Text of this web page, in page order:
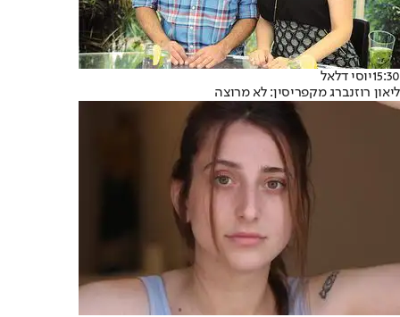
15:30יוסי דלאל
ליאון רוזנברג מקפריסין: לא מרוצה